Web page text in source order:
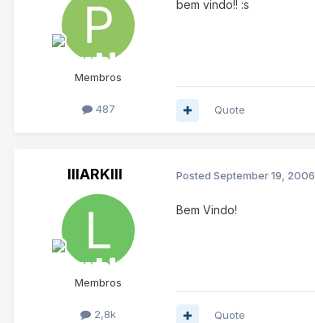
Membros
487
bem vindo!! :s
Quote
lllARKlll
Membros
2,8k
Posted September 19, 2006
Bem Vindo!
Quote